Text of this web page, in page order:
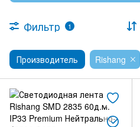
Фильтр 1
Производитель Rishang